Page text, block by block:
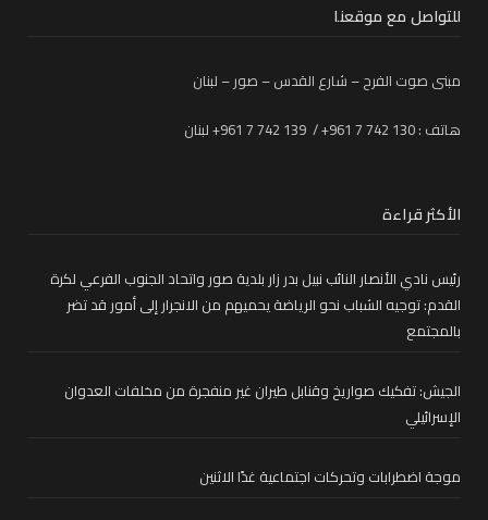
للتواصل مع موقعنا
مبنى صوت الفرح – شارع القدس – صور – لبنان
هاتف : 130 742 7 961+ / 139 742 7 961+ لبنان
الأكثر قراءة
رئيس نادي الأنصار النائب نبيل بدر زار بلدية صور واتحاد الجنوب الفرعي لكرة
القدم: توجيه الشباب نحو الرياضة يحميهم من الانجرار إلى أمور قد تضر
بالمجتمع
الجيش: تفكيك صواريخ وقنابل طيران غير منفجرة من مخلفات العدوان
الإسرائيلي
موجة اضطرابات وتحركات اجتماعية غدًا الاثنين